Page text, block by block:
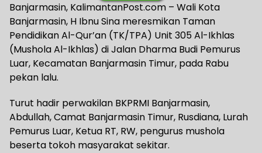
Banjarmasin, KalimantanPost.com – Wali Kota
Banjarmasin, H Ibnu Sina meresmikan Taman
Pendidikan Al-Qur’an (TK/TPA) Unit 305 Al-Ikhlas
(Mushola Al-Ikhlas) di Jalan Dharma Budi Pemurus
Luar, Kecamatan Banjarmasin Timur, pada Rabu
pekan lalu.
Turut hadir perwakilan BKPRMI Banjarmasin,
Abdullah, Camat Banjarmasin Timur, Rusdiana, Lurah
Pemurus Luar, Ketua RT, RW, pengurus mushola
beserta tokoh masyarakat sekitar.